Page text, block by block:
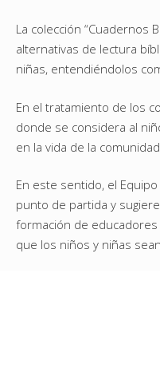
La colección “Cuadernos
alternativas de lectura
niñas, entendiéndolos
En el tratamiento de los
donde se considera al
en la vida de la comunidad.
En este sentido, el
punto de partida y
formación de
que los niños y niñas